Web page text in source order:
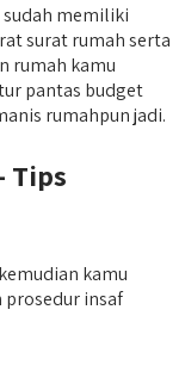
memiliki
surat rumah serta
rumah kamu
pantas budget
rumahpun jadi.
Tips
kamu
insaf